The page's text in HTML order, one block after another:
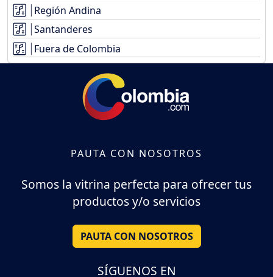
Región Andina
Santanderes
Fuera de Colombia
PAUTA CON NOSOTROS
Somos la vitrina perfecta para ofrecer tus
productos y/o servicios
PAUTA CON NOSOTROS
SÍGUENOS EN